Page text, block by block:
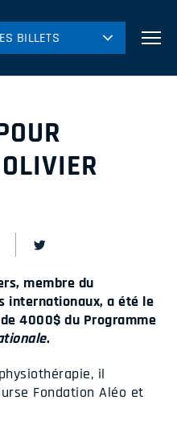
BILLETS
BILLETS
membre du
internationaux, a été le
4000$ du Programme
.
il
Fondation Aléo et